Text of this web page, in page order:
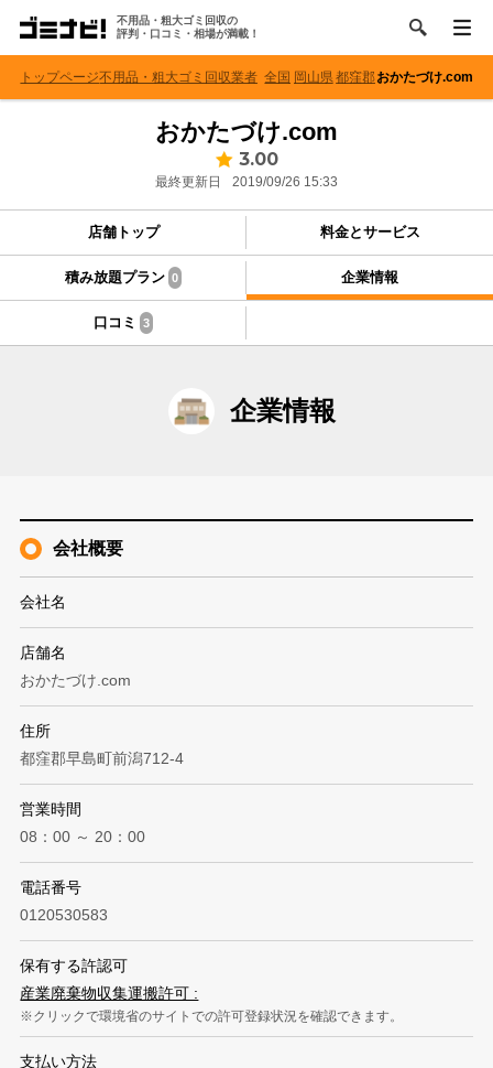
不用品・粗大ゴミ回収の
評判・口コミ・相場が満載！
トップページ不用品・粗大ゴミ回収業者 全国 岡山県都窪郡おかたづけ.com
おかたづけ.com
3.00
最終更新日 2019/09/26 15:33
店舗トップ 料金とサービス
積み放題プラン 0 企業情報
口コミ 3
企業情報
会社概要
会社名
店舗名
おかたづけ.com
住所
都窪郡早島町前潟712-4
営業時間
08：00 ～ 20：00
電話番号
0120530583
保有する許認可
産業廃棄物収集運搬許可 :
クリックで環境省のサイトでの許可登録状況を確認できます。
支払い方法